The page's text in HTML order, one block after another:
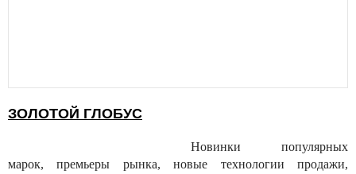
ЗОЛОТОЙ ГЛОБУС
Новинки популярных
марок, премьеры рынка, новые технологии продажи,